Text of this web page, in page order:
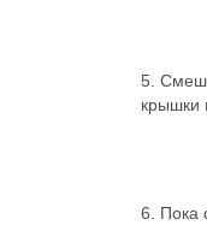
5.
крышки
6. Пока